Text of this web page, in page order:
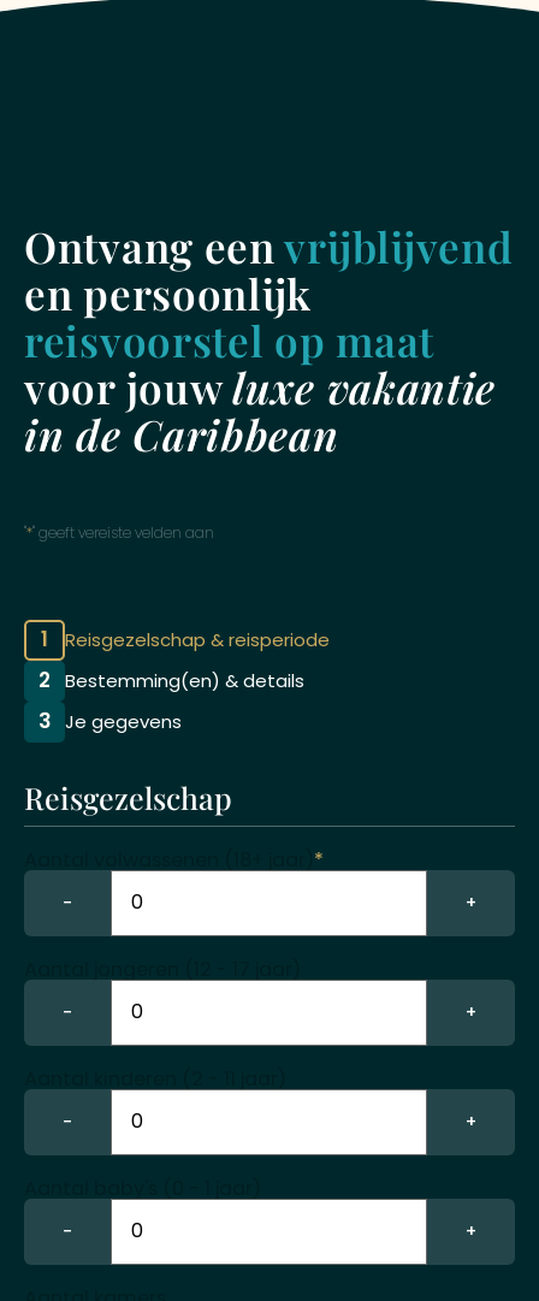
Ontvang eenvrijblijvend
en persoonlijk
reisvoorstel op maat
voor jouwluxe vakantie
in de Caribbean
"*" geeft vereiste velden aan
1 Reisgezelschap & reisperiode
2 Bestemming(en) & details
3 Je gegevens
Reisgezelschap
*
− +
− +
− +
− +